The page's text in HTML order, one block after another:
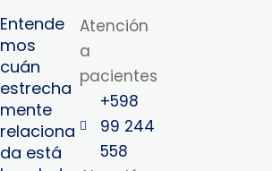
Entende
mos
cuán
estrecha
mente
relaciona
da está
Atención
a
pacientes
+598
99 244
558